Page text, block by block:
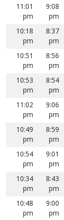
9:08
pm
11:01
pm
8:37
pm
10:18
pm
8:56
pm
10:51
pm
8:54
pm
10:53
pm
9:06
pm
11:02
pm
8:59
pm
10:49
pm
9:01
pm
10:54
pm
8:43
pm
10:34
pm
9:00
pm
10:48
pm